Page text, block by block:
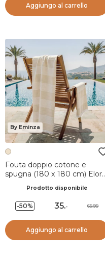
Aggiungo al carrello
By Eminza
Fouta doppio cotone e
spugna (180 x 180 cm) Elora
Prodotto disponibile
-50% 35.- 69.99
Aggiungo al carrello